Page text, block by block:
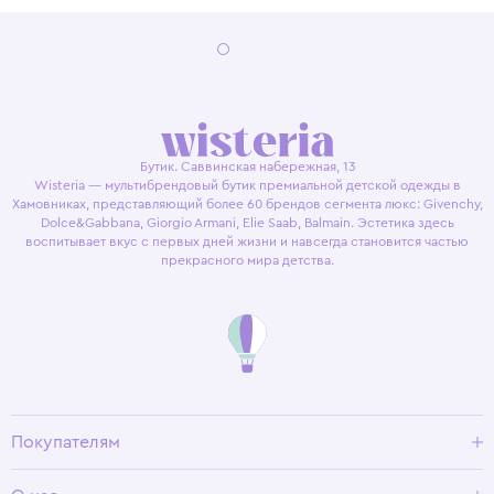
Бутик. Саввинская набережная, 13
Wisteria — мультибрендовый бутик премиальной детской одежды в
Хамовниках, представляющий более 60 брендов сегмента люкс: Givenchy,
Dolce&Gabbana, Giorgio Armani, Elie Saab, Balmain. Эстетика здесь
воспитывает вкус с первых дней жизни и навсегда становится частью
прекрасного мира детства.
Покупателям